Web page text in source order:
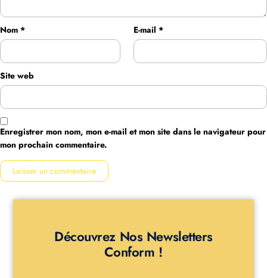
Nom * E-mail *
Site web
Enregistrer mon nom, mon e-mail et mon site dans le navigateur pour
mon prochain commentaire.
Découvrez Nos Newsletters
Conform !